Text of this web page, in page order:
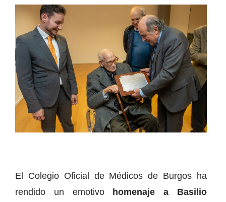
El Colegio Oficial de Médicos de Burgos ha
rendido un emotivohomenaje a Basilio